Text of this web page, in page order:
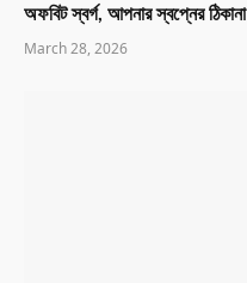
অফবিট স্বর্গ, আপনার স্বপ্নের ঠিকানা
March 28, 2026